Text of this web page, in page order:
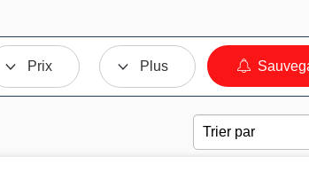
Prix Plus